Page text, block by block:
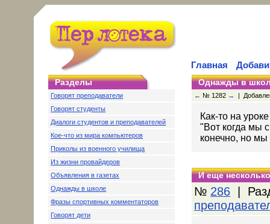
Главная
Разделы
Говорят преподаватели
Говорят студенты
Диалоги студентов и преподавателей
Кое-что из мира компьютеров
Приколы из военного училища
Из жизни провайдеров
Объявления в газетах
Однажды в школе
Фразы спортивных комментаторов
Говорят дети
Однажды в
← № 1282 → |
Как-то на
"Вот когда мы
конечно, но
И еще
№ 286 |